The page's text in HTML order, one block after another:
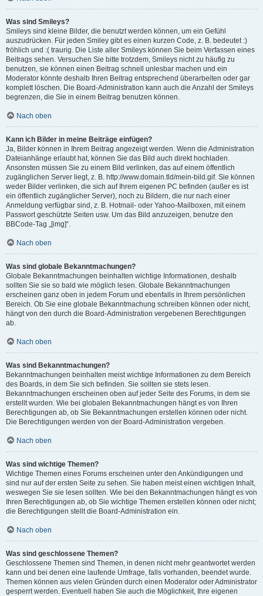
Was sind Smileys?
Smileys sind kleine Bilder, die benutzt werden können, um ein Gefühl
auszudrücken. Für jeden Smiley gibt es einen kurzen Code, z. B. bedeutet :)
fröhlich und :( traurig. Die Liste aller Smileys können Sie beim Verfassen eines
Beitrags sehen. Versuchen Sie bitte trotzdem, Smileys nicht zu häufig zu
benutzen, sie können einen Beitrag schnell unlesbar machen und ein
Moderator könnte deshalb Ihren Beitrag entsprechend überarbeiten oder gar
komplett löschen. Die Board-Administration kann auch die Anzahl der Smileys
begrenzen, die Sie in einem Beitrag benutzen können.
Nach oben
Kann ich Bilder in meine Beiträge einfügen?
Ja, Bilder können in Ihrem Beitrag angezeigt werden. Wenn die Administration
Dateianhänge erlaubt hat, können Sie das Bild auch direkt hochladen.
Ansonsten müssen Sie zu einem Bild verlinken, das auf einem öffentlich
zugänglichen Server liegt, z. B. http://www.domain.tld/mein-bild.gif. Sie können
weder Bilder verlinken, die sich auf Ihrem eigenen PC befinden (außer es ist
ein öffentlich zugänglicher Server), noch zu Bildern, die nur nach einer
Anmeldung verfügbar sind, z. B. Hotmail- oder Yahoo-Mailboxen, mit einem
Passwort geschützte Seiten usw. Um das Bild anzuzeigen, benutze den
BBCode-Tag „[img]“.
Nach oben
Was sind globale Bekanntmachungen?
Globale Bekanntmachungen beinhalten wichtige Informationen, deshalb
sollten Sie sie so bald wie möglich lesen. Globale Bekanntmachungen
erscheinen ganz oben in jedem Forum und ebenfalls in Ihrem persönlichen
Bereich. Ob Sie eine globale Bekanntmachung schreiben können oder nicht,
hängt von den durch die Board-Administration vergebenen Berechtigungen
ab.
Nach oben
Was sind Bekanntmachungen?
Bekanntmachungen beinhalten meist wichtige Informationen zu dem Bereich
des Boards, in dem Sie sich befinden. Sie sollten sie stets lesen.
Bekanntmachungen erscheinen oben auf jeder Seite des Forums, in dem sie
erstellt wurden. Wie bei globalen Bekanntmachungen hängt es von Ihren
Berechtigungen ab, ob Sie Bekanntmachungen erstellen können oder nicht.
Die Berechtigungen werden von der Board-Administration vergeben.
Nach oben
Was sind wichtige Themen?
Wichtige Themen eines Forums erscheinen unter den Ankündigungen und
sind nur auf der ersten Seite zu sehen. Sie haben meist einen wichtigen Inhalt,
weswegen Sie sie lesen sollten. Wie bei den Bekanntmachungen hängt es von
Ihren Berechtigungen ab, ob Sie wichtige Themen erstellen können oder nicht;
die Berechtigungen stellt die Board-Administration ein.
Nach oben
Was sind geschlossene Themen?
Geschlossene Themen sind Themen, in denen nicht mehr geantwortet werden
kann und bei denen eine laufende Umfrage, falls vorhanden, beendet wurde.
Themen können aus vielen Gründen durch einen Moderator oder Administrator
gesperrt werden. Eventuell haben Sie auch die Möglichkeit, Ihre eigenen